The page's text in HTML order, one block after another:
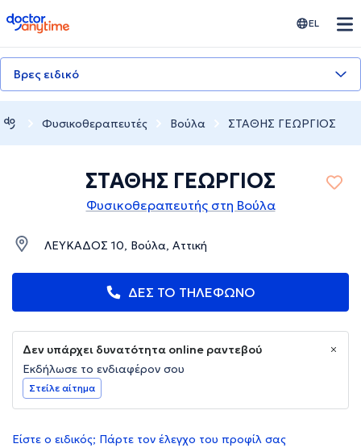
doctoranytime EL
Βρες ειδικό
Φυσικοθεραπευτές Βούλα ΣΤΑΘΗΣ ΓΕΩΡΓΙΟΣ
ΣΤΑΘΗΣ ΓΕΩΡΓΙΟΣ
Φυσικοθεραπευτής στη Βούλα
ΛΕΥΚΑΔΟΣ 10, Βούλα, Αττική
ΔΕΣ ΤΟ ΤΗΛΕΦΩΝΟ
Δεν υπάρχει δυνατότητα online ραντεβού
Εκδήλωσε το ενδιαφέρον σου
Στείλε αίτημα
Είστε ο ειδικός; Πάρτε τον έλεγχο του προφίλ σας